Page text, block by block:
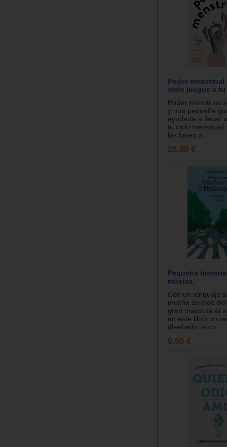
Poder
ciclo juegue a
Poder menstrual
y una pequeña
ayudarte a llevar
tu ciclo
las fases p...
25.00 €
Pequeña
música.
Con un lenguaje
mucho sentido
gran maestría el
en este libro un
diseñado tanto...
9.90 €